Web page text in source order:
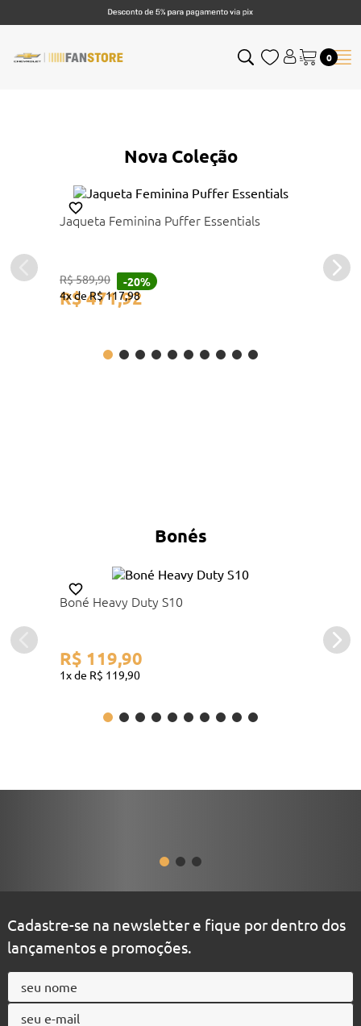
0
Nova Coleção
Jaqueta Feminina Puffer Essentials
R$589,90 -20%
R$471,92
4 R$117,98
Bonés
Boné Heavy Duty S10
R$ 119,90
1 R$ 119,90
Cadastre-se na newsletter e fique por dentro dos
lançamentos e promoções.